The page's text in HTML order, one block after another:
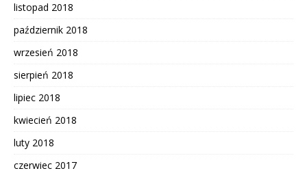
listopad 2018
październik 2018
wrzesień 2018
sierpień 2018
lipiec 2018
kwiecień 2018
luty 2018
czerwiec 2017